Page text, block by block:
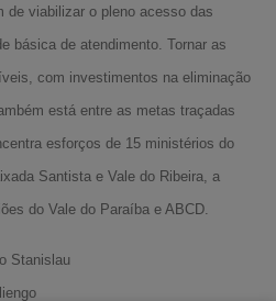
de viabilizar o pleno acesso das
básica de atendimento. Tornar as
com investimentos na eliminação
está entre as metas traçadas
esforços de 15 ministérios do
Santista e Vale do Ribeira, a
do Vale do Paraíba e ABCD.
Stanislau